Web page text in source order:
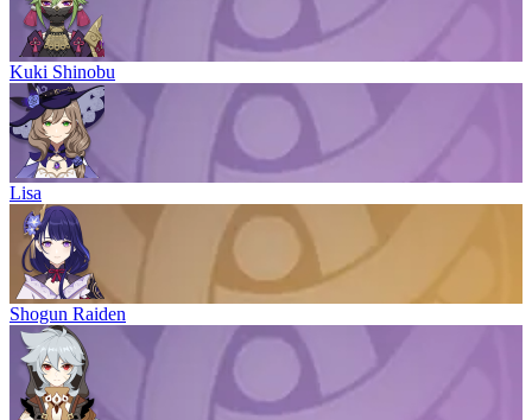
Kuki Shinobu
Lisa
Shogun Raiden